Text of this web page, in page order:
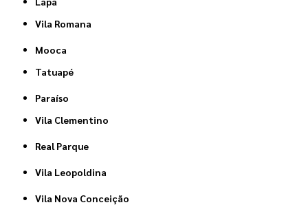
Vila Romana
Mooca
Tatuapé
Paraíso
Vila Clementino
Real Parque
Vila Leopoldina
Vila Nova Conceição